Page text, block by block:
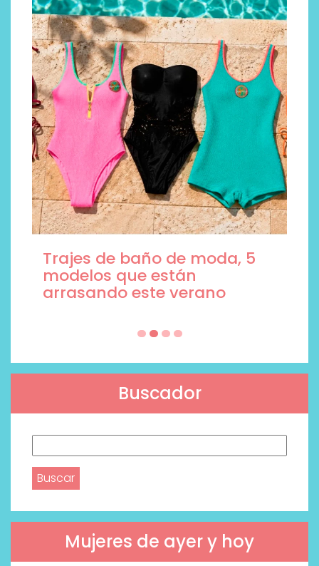
Trajes de baño de moda, 5
modelos que están
arrasando este verano
Buscador
Mujeres de ayer y hoy